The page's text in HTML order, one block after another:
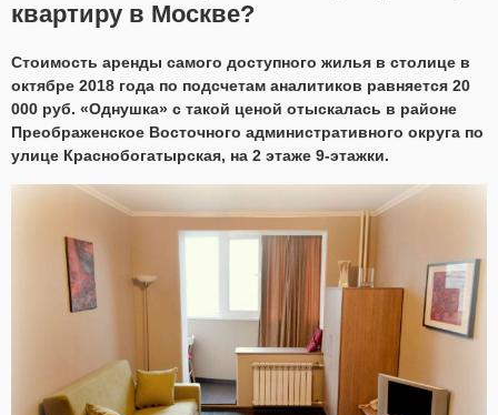
квартиру в Москве?
Стоимость аренды самого доступного жилья в столице в
октябре 2018 года по подсчетам аналитиков равняется 20
000 руб. «Однушка» с такой ценой отыскалась в районе
Преображенское Восточного административного округа по
улице Краснобогатырская, на 2 этаже 9-этажки.